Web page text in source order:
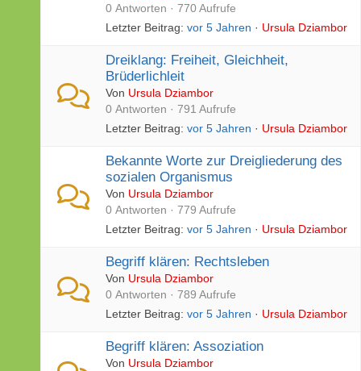
0 Antworten · 770 Aufrufe
Letzter Beitrag: vor 5 Jahren · Ursula Dziambor
Dreiklang: Freiheit, Gleichheit,
Brüderlichleit
Von Ursula Dziambor
0 Antworten · 791 Aufrufe
Letzter Beitrag: vor 5 Jahren · Ursula Dziambor
Bekannte Worte zur Dreigliederung des
sozialen Organismus
Von Ursula Dziambor
0 Antworten · 779 Aufrufe
Letzter Beitrag: vor 5 Jahren · Ursula Dziambor
Begriff klären: Rechtsleben
Von Ursula Dziambor
0 Antworten · 789 Aufrufe
Letzter Beitrag: vor 5 Jahren · Ursula Dziambor
Begriff klären: Assoziation
Von Ursula Dziambor